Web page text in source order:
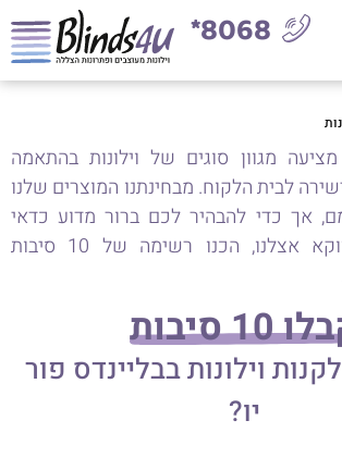
8068*
חברת Blinds4u מציעה מגוון סוגים של וילונות בהתאמה
לבית הלקוח. מבחינתנו המוצרים שלנו
אך כדי להבהיר לכם ברור מדוע כדאי
לקנות וילונות דווקא אצלנו, הכנו רשימה של 10 סיבות
10 סיבות
וילונות בבליינדס פור
יו?